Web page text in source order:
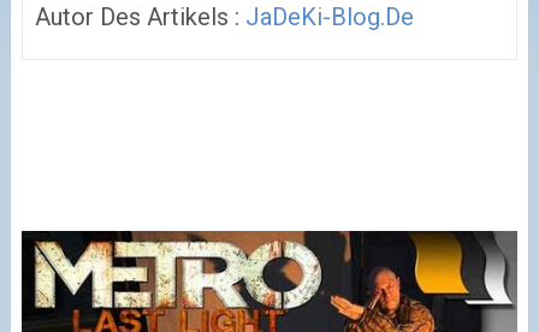
Autor Des Artikels : JaDeKi-Blog.de